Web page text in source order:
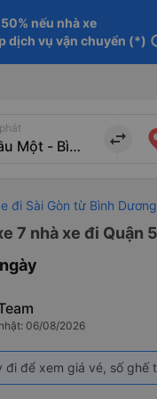
nếu nhà xe
dịch vụ vận chuyển (*)
import_export
đi Sài Gòn từ Bình Dương
7 nhà xe đi Quận
06/08/2026
đi để xem giá vé, số